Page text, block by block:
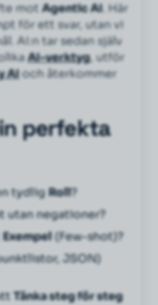
motAgentic AI. Här
för ett svar, utan vi
. AI:n tar sedan själv
AI-verktyg, utför
AIoch återkommer
perfekta
tydligRoll?
utan negationer?
Exempel(Few-shot)?
JSON)
Tänka steg för steg